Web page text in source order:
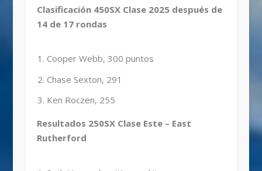
Clasificación 450SX Clase 2025 después de
14 de 17 rondas
Cooper Webb, 300 puntos
Chase Sexton, 291
Ken Roczen, 255
Resultados 250SX Clase Este – East
Rutherford